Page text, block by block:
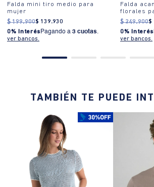
Falda mini tiro medio para
mujer
$ 199.900$ 139.930
0% Interés Pagando a 3 cuotas.
ver bancos.
Falda
florales
$ 249.900$
0% Interés
ver bancos.
TAMBIÉN TE PUEDE